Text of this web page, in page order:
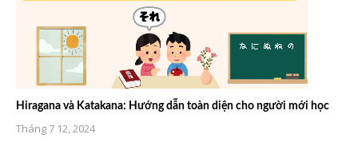
Hiragana và Katakana: Hướng dẫn toàn diện cho người mới học
Tháng 7 12, 2024